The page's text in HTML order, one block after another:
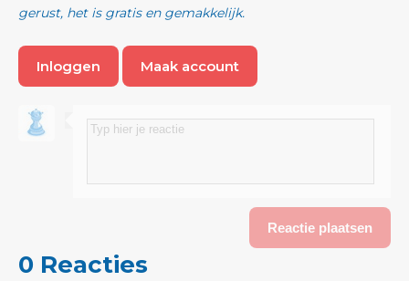
gerust, het is gratis en gemakkelijk.
Inloggen Maak account
0 Reacties